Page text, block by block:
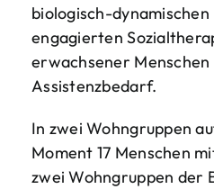
biologisch-
engagierten
erwachsener
Assistenzbedarf.
In zwei Wohngruppen
Moment 17 Menschen
zwei Wohngruppen der